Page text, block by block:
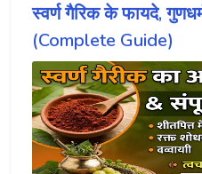
स्वर्ण गैरिक के फायदे,
(Complete Guide)